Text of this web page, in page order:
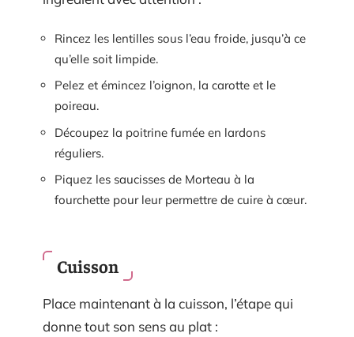
Rincez les lentilles sous l’eau froide, jusqu’à ce
qu’elle soit limpide.
Pelez et émincez l’oignon, la carotte et le
poireau.
Découpez la poitrine fumée en lardons
réguliers.
Piquez les saucisses de Morteau à la
fourchette pour leur permettre de cuire à cœur.
Cuisson
Place maintenant à la cuisson, l’étape qui
donne tout son sens au plat :